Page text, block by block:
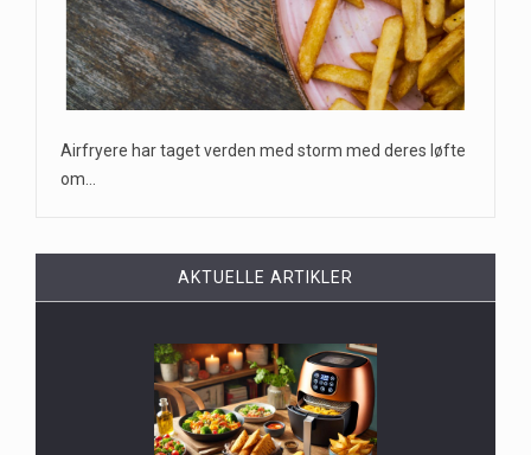
Airfryere har taget verden med storm med deres løfte
om…
AKTUELLE ARTIKLER